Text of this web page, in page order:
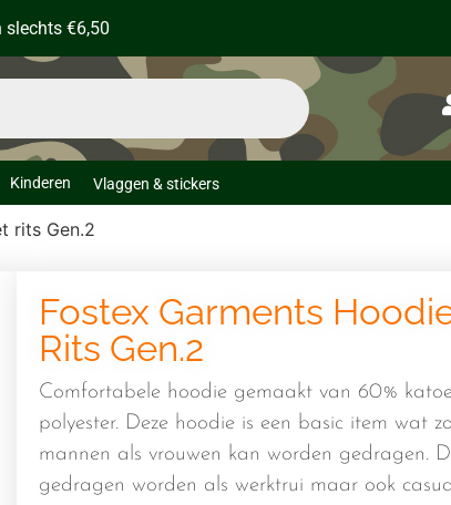
slechts €6,50
Kinderen Vlaggen & stickers
rits Gen.2
Fostex Garments
Rits Gen.2
Comfortabele hoodie gemaakt van 60%
polyester. Deze hoodie is een basic item wat
mannen als vrouwen kan worden gedragen.
gedragen worden als werktrui maar ook